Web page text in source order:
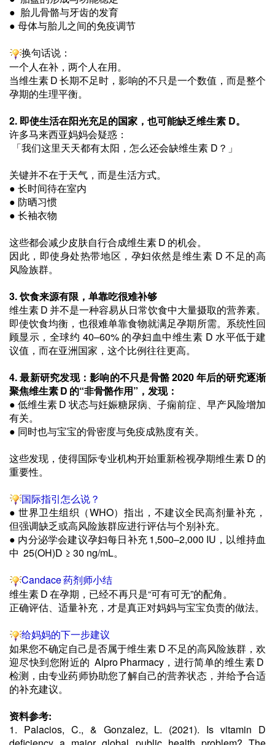
● 胎儿骨骼与牙齿的发育
● 母体与胎儿之间的免疫调节
换句话说：
一个人在补，两个人在用。
当维生素 D 长期不足时，影响的不只是一个数值，而是整个
孕期的生理平衡。
2. 即使生活在阳光充足的国家，也可能缺乏维生素 D。
许多马来西亚妈妈会疑惑：
「我们这里天天都有太阳，怎么还会缺维生素 D？」
关键并不在于天气，而是生活方式。
● 长时间待在室内
● 防晒习惯
● 长袖衣物
这些都会减少皮肤自行合成维生素 D 的机会。
因此，即使身处热带地区，孕妇依然是维生素 D 不足的高
风险族群。
3.饮食来源有限，单靠吃很难补够
维生素 D 并不是一种容易从日常饮食中大量摄取的营养素。
即使饮食均衡，也很难单靠食物就满足孕期所需。系统性回
顾显示，全球约 40–60% 的孕妇血中维生素 D 水平低于建
议值，而在亚洲国家，这个比例往往更高。
4. 最新研究发现：影响的不只是骨骼 2020 年后的研究逐渐
聚焦维生素 D 的“非骨骼作用”，发现：
● 低维生素 D 状态与妊娠糖尿病、子痫前症、早产风险增加
有关。
● 同时也与宝宝的骨密度与免疫成熟度有关。
这些发现，使得国际专业机构开始重新检视孕期维生素 D 的
重要性。
国际指引怎么说？
● 世界卫生组织（WHO）指出，不建议全民高剂量补充，
但强调缺乏或高风险族群应进行评估与个别补充。
● 内分泌学会建议孕妇每日补充 1,500–2,000 IU，以维持血
中 25(OH)D ≥ 30 ng/mL。
Candace 药剂师小结
维生素 D 在孕期，已经不再只是“可有可无”的配角。
正确评估、适量补充，才是真正对妈妈与宝宝负责的做法。
给妈妈的下一步建议
如果您不确定自己是否属于维生素 D 不足的高风险族群，欢
迎尽快到您附近的 Alpro Pharmacy，进行简单的维生素 D
检测，由专业药师协助您了解自己的营养状态，并给予合适
的补充建议。
资料参考:
1. Palacios, C., & Gonzalez, L. (2021). Is vitamin D